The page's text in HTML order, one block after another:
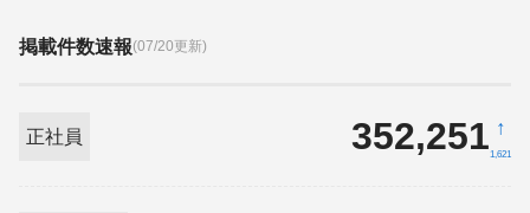
掲載件数速報(07/20更新)
正社員 352,251 ↑
1,621